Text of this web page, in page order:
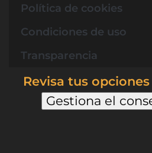
Política de cookies
Condiciones de uso
Transparencia
Revisa tus
Gestiona el